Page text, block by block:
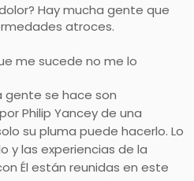
Hay mucha gente que
atroces.
me sucede no me lo
gente se hace son
Philip Yancey de una
su pluma puede hacerlo. Lo
y las experiencias de la
Él están reunidas en este